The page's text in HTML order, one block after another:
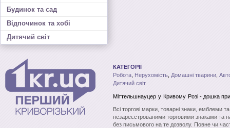
Будинок та сад
Відпочинок та хобі
Дитячий світ
КАТЕГОРІЇ
Робота Нерухомість Домашні тварини
Дитячий світ
Міттельшнауцер у Кривому Розі - дошка
Всі торгові марки, товарні знаки, емблеми
незареєстрованими торговими знаками та
без письмового на те дозволу. Повне чи